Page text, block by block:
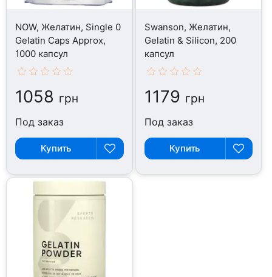
NOW, Желатин, Single 0
Gelatin Caps Approx,
1000 капсул
1058 грн
Под заказ
Купить
Swanson, Желатин,
Gelatin & Silicon, 200
капсул
1179 грн
Под заказ
Купить